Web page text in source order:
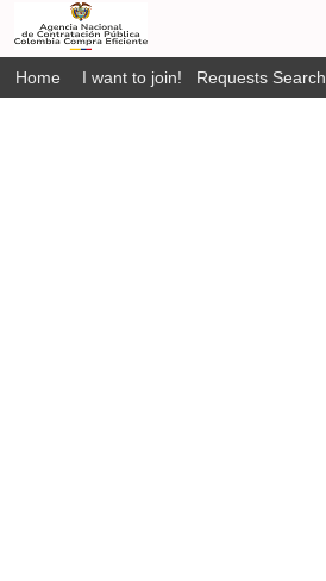
Home I want to join! Requests Search